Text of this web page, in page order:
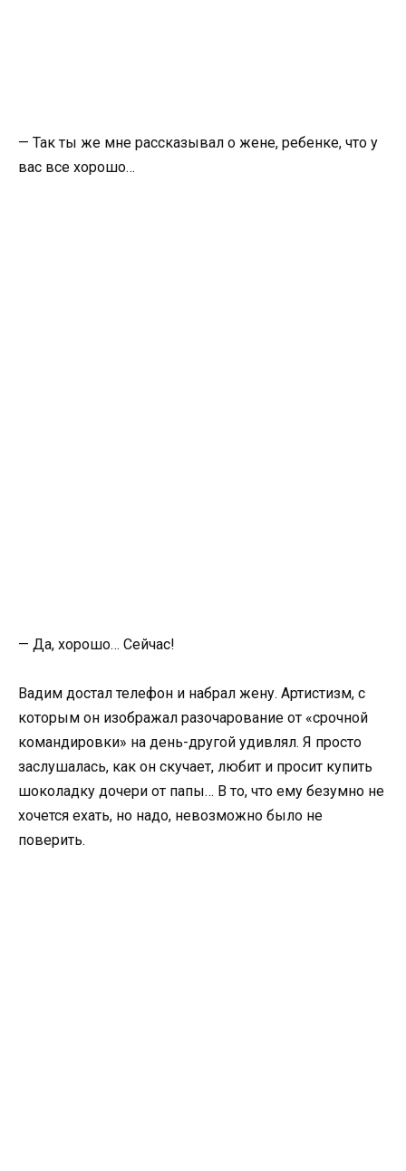
— Так ты же мне рассказывал о жене, ребенке, что у
вас все хорошо…
— Да, хорошо… Сейчас!
Вадим достал телефон и набрал жену. Артистизм, с
которым он изображал разочарование от «срочной
командировки» на день-другой удивлял. Я просто
заслушалась, как он скучает, любит и просит купить
шоколадку дочери от папы… В то, что ему безумно не
хочется ехать, но надо, невозможно было не
поверить.